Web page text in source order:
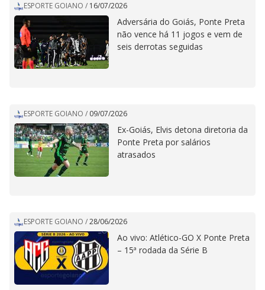
ESPORTE GOIANO / 16/07/2026
Adversária do Goiás, Ponte Preta
não vence há 11 jogos e vem de
seis derrotas seguidas
ESPORTE GOIANO / 09/07/2026
Ex-Goiás, Elvis detona diretoria da
Ponte Preta por salários
atrasados
ESPORTE GOIANO /28/06/2026
Ao vivo: Atlético-GO X Ponte Preta
– 15ª rodada da Série B